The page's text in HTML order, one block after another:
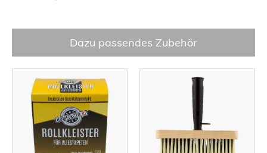
Dazu passendes Zubehör